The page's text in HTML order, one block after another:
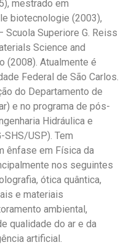
mestrado em
biotecnologie (2003),
Superiore G. Reiss
Science and
(2008). Atualmente é
Federal de São Carlos.
do Departamento de
e no programa de pós-
Hidráulica e
SHS/USP). Tem
ênfase em Física da
nos seguintes
ótica quântica,
e materiais
ambiental,
qualidade do ar e da
artificial.